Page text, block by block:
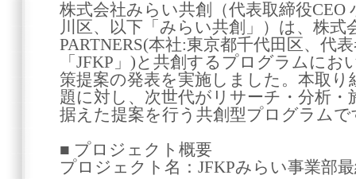
株式会社みらい共創（代表取締役CEO
川区、以下「みらい共創」）は、株式
PARTNERS(本社:東京都千代田区、代
「JFKP」)と共創するプログラムにお
策提案の発表を実施しました。本取
題に対し、次世代がリサーチ・分析・
据えた提案を行う共創型プログラムで
■ プロジェクト概要
プロジェクト名：JFKPみらい事業部